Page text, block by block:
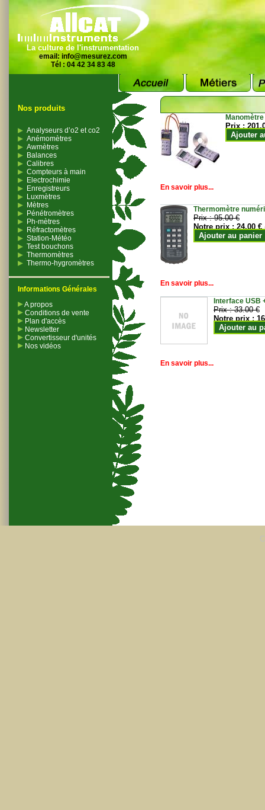
La culture de l'instrumentation
email: info@mesurez.com
Tél : 04 42 34 83 48
Nos produits
Analyseurs d’o2 et co2
Anémomètres
Awmètres
Balances
Calibres
Compteurs à main
Electrochimie
Enregistreurs
Luxmètres
Mètres
Pénétromètres
Ph-mètres
Réfractomètres
Station-Météo
Test bouchons
Thermomètres
Thermo-hygromètres
Informations Générales
A propos
Conditions de vente
Plan d'accès
Newsletter
Convertisseur d'unités
Nos vidéos
Prix :
Ajouter
En savoir plus...
Thermomètre
Prix :95.00 €
Notre prix :24.00 €
Ajouter au panier
En savoir plus...
Interface USB
Prix :33.00 €
Notre prix :
Ajouter au
En savoir plus...